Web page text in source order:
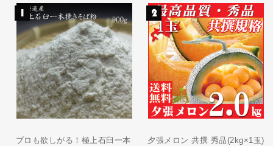
プロも欲しがる！極上石臼一本
夕張メロン 共撰 秀品(2kg×1玉)